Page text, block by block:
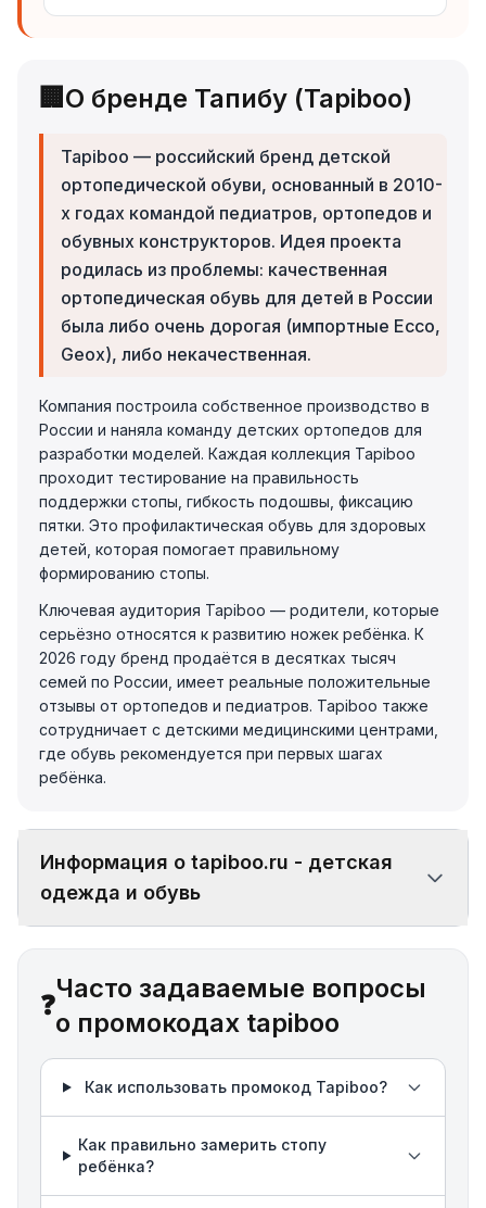
🏢 О бренде Тапибу (Tapiboo)
Tapiboo — российский бренд детской
ортопедической обуви, основанный в 2010-
х годах командой педиатров, ортопедов и
обувных конструкторов. Идея проекта
родилась из проблемы: качественная
ортопедическая обувь для детей в России
была либо очень дорогая (импортные Ecco,
Geox), либо некачественная.
Компания построила собственное производство в
России и наняла команду детских ортопедов для
разработки моделей. Каждая коллекция Tapiboo
проходит тестирование на правильность
поддержки стопы, гибкость подошвы, фиксацию
пятки. Это профилактическая обувь для здоровых
детей, которая помогает правильному
формированию стопы.
Ключевая аудитория Tapiboo — родители, которые
серьёзно относятся к развитию ножек ребёнка. К
2026 году бренд продаётся в десятках тысяч
семей по России, имеет реальные положительные
отзывы от ортопедов и педиатров. Tapiboo также
сотрудничает с детскими медицинскими центрами,
где обувь рекомендуется при первых шагах
ребёнка.
Информация о tapiboo.ru - детская
одежда и обувь
❓
Часто задаваемые вопросы
о промокодах tapiboo
Как использовать промокод Tapiboo?
Как правильно замерить стопу
ребёнка?